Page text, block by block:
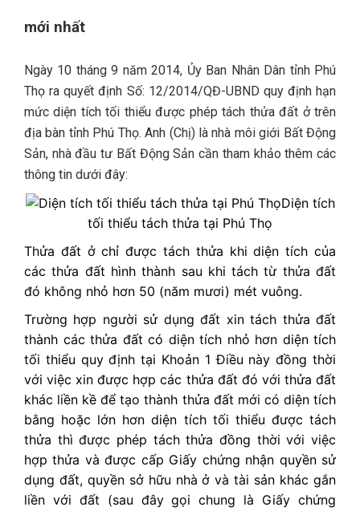
mới nhất
Ngày 10 tháng 9 năm 2014, Ủy Ban Nhân Dân tỉnh Phú
Thọ ra quyết định Số: 12/2014/QĐ-UBND quy định hạn
mức diện tích tối thiểu được phép tách thửa đất ở trên
địa bàn tỉnh Phú Thọ. Anh (Chị) là nhà môi giới Bất Động
Sản, nhà đầu tư Bất Động Sản cần tham khảo thêm các
thông tin dưới đây:
Diện tích
tối thiểu tách thửa tại Phú Thọ
Thửa đất ở chỉ được tách thửa khi diện tích của
các thửa đất hình thành sau khi tách từ thửa đất
đó không nhỏ hơn 50 (năm mươi) mét vuông.
Trường hợp người sử dụng đất xin tách thửa đất
thành các thửa đất có diện tích nhỏ hơn diện tích
tối thiểu quy định tại Khoản 1 Điều này đồng thời
với việc xin được hợp các thửa đất đó với thửa đất
khác liền kề để tạo thành thửa đất mới có diện tích
bằng hoặc lớn hơn diện tích tối thiểu được tách
thửa thì được phép tách thửa đồng thời với việc
hợp thửa và được cấp Giấy chứng nhận quyền sử
dụng đất, quyền sở hữu nhà ở và tài sản khác gắn
liền với đất (sau đây gọi chung là Giấy chứng